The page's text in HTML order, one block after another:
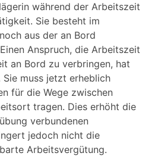
während der Arbeitszeit
Sie besteht im
aus der an Bord
Anspruch, die Arbeitszeit
an Bord zu verbringen, hat
muss jetzt erheblich
für die Wege zwischen
tragen. Dies erhöht die
verbundenen
jedoch nicht die
Arbeitsvergütung.